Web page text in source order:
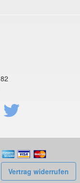
Vertrag widerrufen